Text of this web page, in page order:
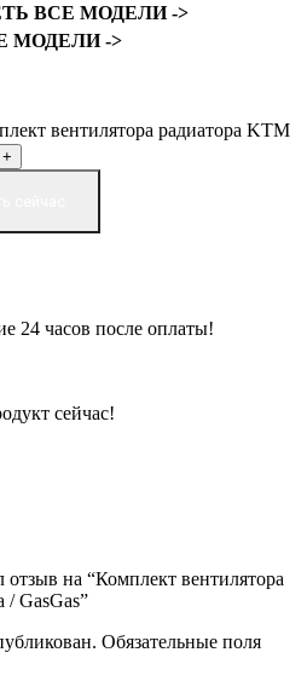
ВСЕ МОДЕЛИ ->
МОДЕЛИ ->
вентилятора радиатора KTM
24 часов после оплаты!
сейчас!
отзыв на “Комплект вентилятора
/ GasGas”
Обязательные поля